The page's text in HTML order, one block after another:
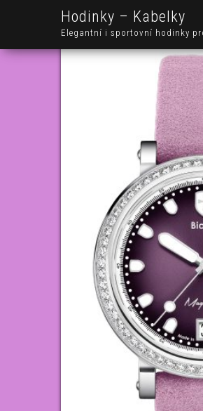
Hodinky – Kabelky
Elegantní i sportovní hodinky